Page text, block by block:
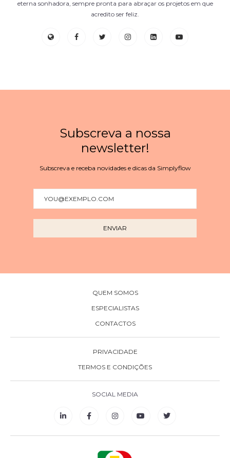
eterna sonhadora, sempre pronta para abraçar os projetos em que
acredito ser feliz.
Subscreva a nossa
newsletter!
Subscreva e receba novidades e dicas da Simplyflow
QUEM SOMOS
ESPECIALISTAS
CONTACTOS
PRIVACIDADE
TERMOS E CONDIÇÕES
SOCIAL MEDIA